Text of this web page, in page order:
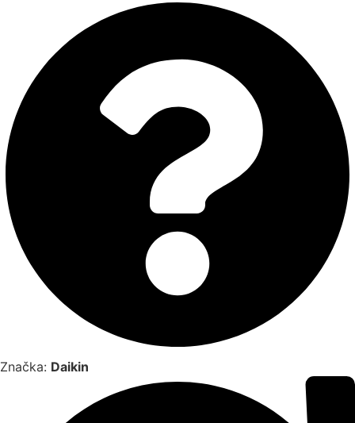
Značka: Daikin